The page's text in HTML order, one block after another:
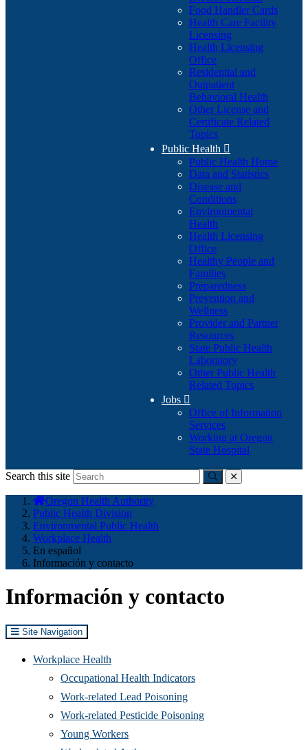
Food Handler Cards
Health Care Facility
Licensing
Health Licensing
Office
Residential and
Outpatient
Behavioral Health
Other License and
Certificate Related
Topics
Public Health 
Public Health Home
Data and Statistics
Disease and
Conditions
Environmental
Health
Health Licensing
Office
Healthy People and
Families
Preparedness
Prevention and
Wellness
Provider and Partner
Resources
State Public Health
Laboratory
Other Public Health
Related Topics
Jobs 
Office of Information
Services
Working at Oregon
State Hospital
Search this site
Submitclose
here:
Oregon Health Authority
Public Health Division
Environmental Public Health
Workplace Health
En español
Información y contacto
Información y contacto
Site Navigation
Workplace Health
Occupational Health Indicators
Work-related Lead Poisoning
Work-related Pesticide Poisoning
Young Workers